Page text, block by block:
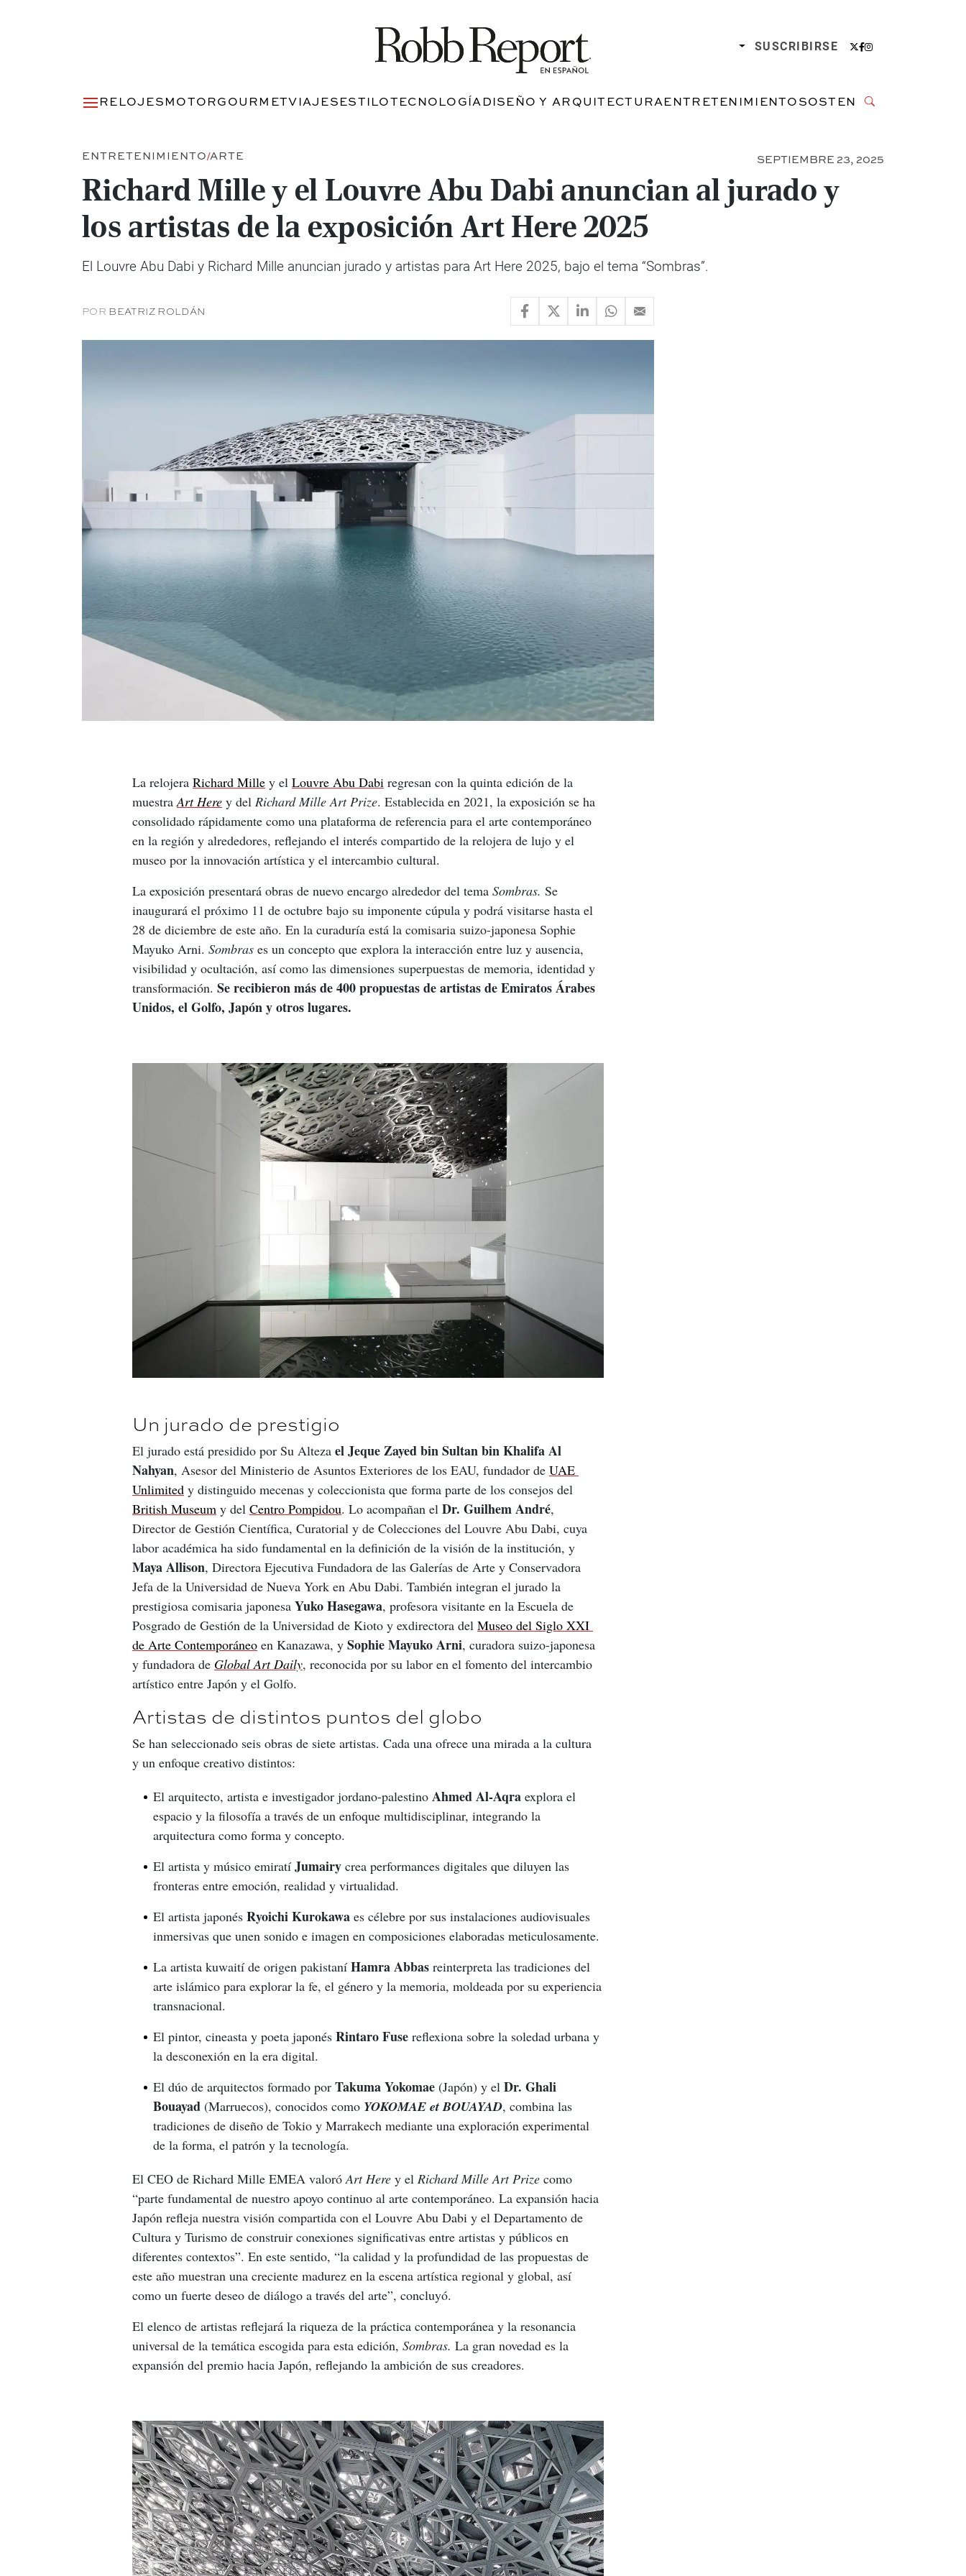
SUSCRIBIRSE
RELOJESMOTORGOURMETVIAJESESTILOTECNOLOGÍADISEÑO Y ARQUITECTURAENTRETENIMIENTOSOSTENIBILIDAD
ENTRETENIMIENTO ARTE SEPTIEMBRE 23, 2025
Richard Mille y el Louvre Abu Dabi anuncian al jurado y
los artistas de la exposición Art Here 2025
El Louvre Abu Dabi y Richard Mille anuncian jurado y artistas para Art Here 2025, bajo el tema “Sombras”.
POR BEATRIZ ROLDÁN
La relojera Richard Mille y el Louvre Abu Dabi regresan con la quinta edición de la
muestra Art Here y del Richard Mille Art Prize. Establecida en 2021, la exposición se ha
consolidado rápidamente como una plataforma de referencia para el arte contemporáneo
en la región y alrededores, reflejando el interés compartido de la relojera de lujo y el
museo por la innovación artística y el intercambio cultural.
La exposición presentará obras de nuevo encargo alrededor del tema Sombras. Se
inaugurará el próximo 11 de octubre bajo su imponente cúpula y podrá visitarse hasta el
28 de diciembre de este año. En la curaduría está la comisaria suizo-japonesa Sophie
Mayuko Arni. Sombras es un concepto que explora la interacción entre luz y ausencia,
visibilidad y ocultación, así como las dimensiones superpuestas de memoria, identidad y
transformación. Se recibieron más de 400 propuestas de artistas de Emiratos Árabes
Unidos, el Golfo, Japón y otros lugares.
Un jurado de prestigio
El jurado está presidido por Su Alteza el Jeque Zayed bin Sultan bin Khalifa Al
Nahyan, Asesor del Ministerio de Asuntos Exteriores de los EAU, fundador de UAE
Unlimited y distinguido mecenas y coleccionista que forma parte de los consejos del
British Museum y del Centro Pompidou. Lo acompañan el Dr. Guilhem André,
Director de Gestión Científica, Curatorial y de Colecciones del Louvre Abu Dabi, cuya
labor académica ha sido fundamental en la definición de la visión de la institución, y
Maya Allison, Directora Ejecutiva Fundadora de las Galerías de Arte y Conservadora
Jefa de la Universidad de Nueva York en Abu Dabi. También integran el jurado la
prestigiosa comisaria japonesa Yuko Hasegawa, profesora visitante en la Escuela de
Posgrado de Gestión de la Universidad de Kioto y exdirectora del Museo del Siglo XXI
de Arte Contemporáneo en Kanazawa, y Sophie Mayuko Arni, curadora suizo-japonesa
y fundadora de Global Art Daily, reconocida por su labor en el fomento del intercambio
artístico entre Japón y el Golfo.
Artistas de distintos puntos del globo
Se han seleccionado seis obras de siete artistas. Cada una ofrece una mirada a la cultura
y un enfoque creativo distintos:
El arquitecto, artista e investigador jordano-palestino Ahmed Al-Aqra explora el
espacio y la filosofía a través de un enfoque multidisciplinar, integrando la
arquitectura como forma y concepto.
El artista y músico emiratí Jumairy crea performances digitales que diluyen las
fronteras entre emoción, realidad y virtualidad.
El artista japonés Ryoichi Kurokawa es célebre por sus instalaciones audiovisuales
inmersivas que unen sonido e imagen en composiciones elaboradas meticulosamente.
La artista kuwaití de origen pakistaní Hamra Abbas reinterpreta las tradiciones del
arte islámico para explorar la fe, el género y la memoria, moldeada por su experiencia
transnacional.
El pintor, cineasta y poeta japonés Rintaro Fuse reflexiona sobre la soledad urbana y
la desconexión en la era digital.
El dúo de arquitectos formado por Takuma Yokomae (Japón) y el Dr. Ghali
Bouayad (Marruecos), conocidos como YOKOMAE et BOUAYAD, combina las
tradiciones de diseño de Tokio y Marrakech mediante una exploración experimental
de la forma, el patrón y la tecnología.
El CEO de Richard Mille EMEA valoró Art Here y el Richard Mille Art Prize como
“parte fundamental de nuestro apoyo continuo al arte contemporáneo. La expansión hacia
Japón refleja nuestra visión compartida con el Louvre Abu Dabi y el Departamento de
Cultura y Turismo de construir conexiones significativas entre artistas y públicos en
diferentes contextos”. En este sentido, “la calidad y la profundidad de las propuestas de
este año muestran una creciente madurez en la escena artística regional y global, así
como un fuerte deseo de diálogo a través del arte”, concluyó.
El elenco de artistas reflejará la riqueza de la práctica contemporánea y la resonancia
universal de la temática escogida para esta edición, Sombras. La gran novedad es la
expansión del premio hacia Japón, reflejando la ambición de sus creadores.